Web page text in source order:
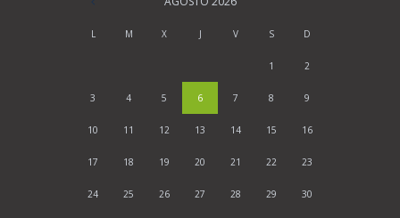
L M X J V S D
1 2
3 4 5 6 7 8 9
10 11 12 13 14 15 16
17 18 19 20 21 22 23
24 25 26 27 28 29 30